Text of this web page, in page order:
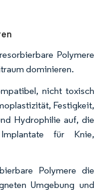
Polymere
dominieren.
nicht toxisch
Festigkeit,
Hydrophilie auf, die
für Knie,
Polymere die
Umgebung und